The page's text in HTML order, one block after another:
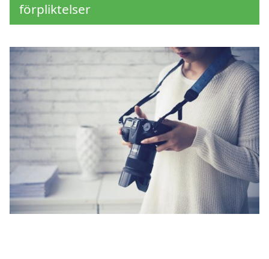
förpliktelser